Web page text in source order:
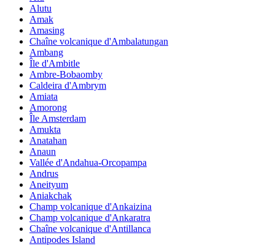
Alutu
Amak
Amasing
Chaîne volcanique d'Ambalatungan
Ambang
Île d'Ambitle
Ambre-Bobaomby
Caldeira d'Ambrym
Amiata
Amorong
Île Amsterdam
Amukta
Anatahan
Anaun
Vallée d'Andahua-Orcopampa
Andrus
Aneityum
Aniakchak
Champ volcanique d'Ankaizina
Champ volcanique d'Ankaratra
Chaîne volcanique d'Antillanca
Antipodes Island